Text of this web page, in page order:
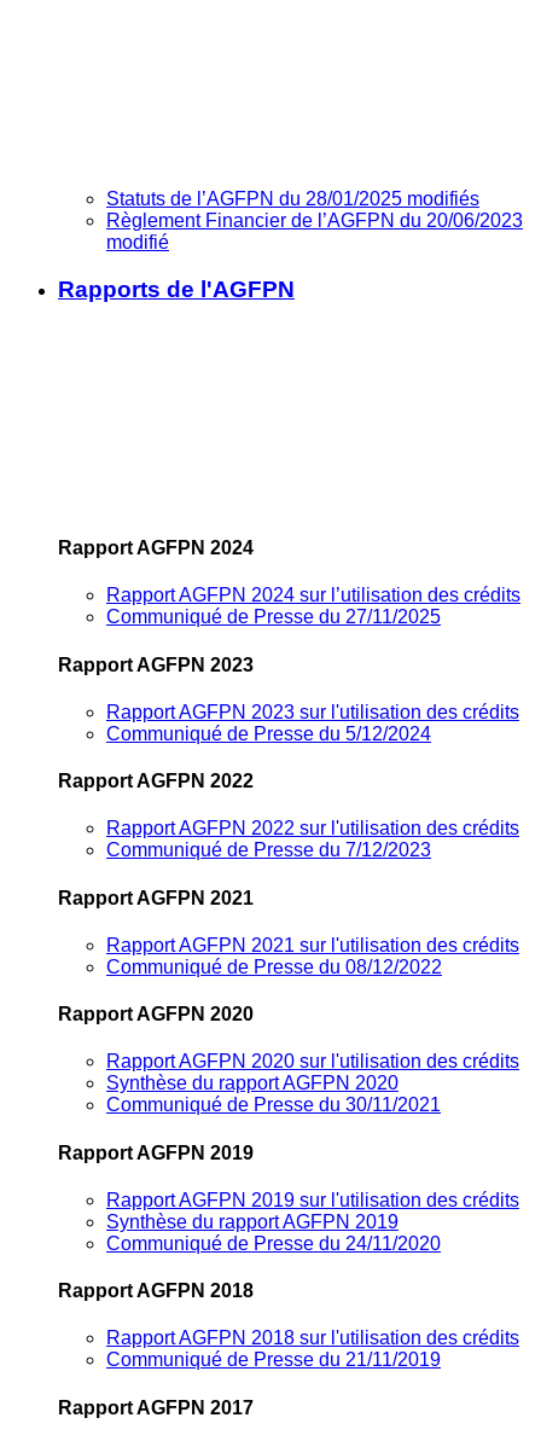
Statuts de l’AGFPN du 28/01/2025 modifiés
Règlement Financier de l’AGFPN du 20/06/2023
modifié
Rapports de l'AGFPN
Rapport AGFPN 2024
Rapport AGFPN 2024 sur l’utilisation des crédits
Communiqué de Presse du 27/11/2025
Rapport AGFPN 2023
Rapport AGFPN 2023 sur l'utilisation des crédits
Communiqué de Presse du 5/12/2024
Rapport AGFPN 2022
Rapport AGFPN 2022 sur l'utilisation des crédits
Communiqué de Presse du 7/12/2023
Rapport AGFPN 2021
Rapport AGFPN 2021 sur l'utilisation des crédits
Communiqué de Presse du 08/12/2022
Rapport AGFPN 2020
Rapport AGFPN 2020 sur l'utilisation des crédits
Synthèse du rapport AGFPN 2020
Communiqué de Presse du 30/11/2021
Rapport AGFPN 2019
Rapport AGFPN 2019 sur l'utilisation des crédits
Synthèse du rapport AGFPN 2019
Communiqué de Presse du 24/11/2020
Rapport AGFPN 2018
Rapport AGFPN 2018 sur l'utilisation des crédits
Communiqué de Presse du 21/11/2019
Rapport AGFPN 2017